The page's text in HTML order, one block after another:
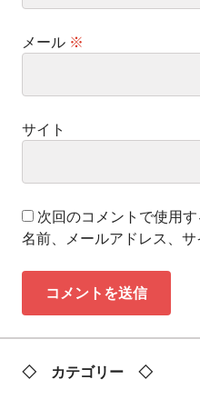
メール ※
サイト
次回のコメントで使用
名前、メールアドレス、サ
◇ カテゴリー ◇